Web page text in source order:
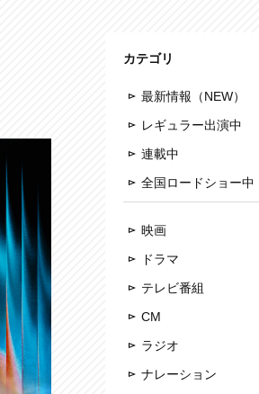
カテゴリ
最新情報（NEW）
レギュラー出演中
連載中
全国ロードショー中
映画
ドラマ
テレビ番組
CM
ラジオ
ナレーション